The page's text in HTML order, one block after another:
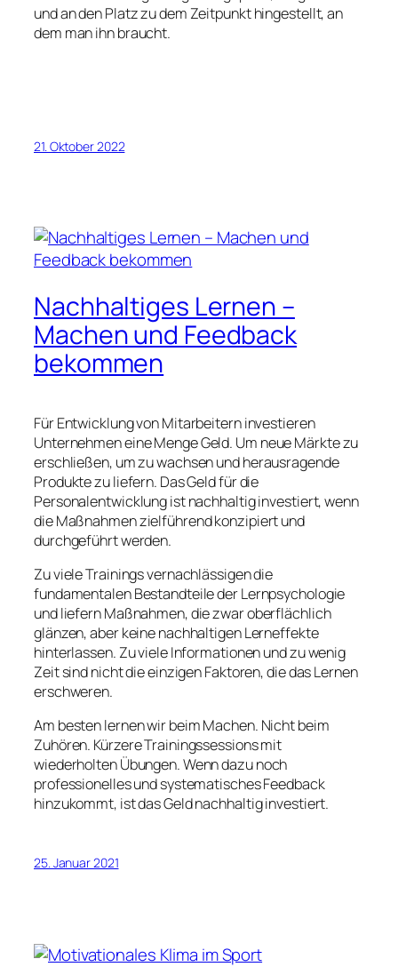
und an den Platz zu dem Zeitpunkt hingestellt, an
dem man ihn braucht.
21. Oktober 2022
Nachhaltiges Lernen –
Machen und Feedback
bekommen
Für Entwicklung von Mitarbeitern investieren
Unternehmen eine Menge Geld. Um neue Märkte zu
erschließen, um zu wachsen und herausragende
Produkte zu liefern. Das Geld für die
Personalentwicklung ist nachhaltig investiert, wenn
die Maßnahmen zielführend konzipiert und
durchgeführt werden.
Zu viele Trainings vernachlässigen die
fundamentalen Bestandteile der Lernpsychologie
und liefern Maßnahmen, die zwar oberflächlich
glänzen, aber keine nachhaltigen Lerneffekte
hinterlassen. Zu viele Informationen und zu wenig
Zeit sind nicht die einzigen Faktoren, die das Lernen
erschweren.
Am besten lernen wir beim Machen. Nicht beim
Zuhören. Kürzere Trainingssessions mit
wiederholten Übungen. Wenn dazu noch
professionelles und systematisches Feedback
hinzukommt, ist das Geld nachhaltig investiert.
25. Januar 2021